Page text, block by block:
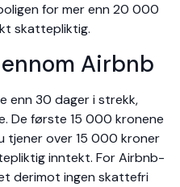
for mer enn 20 000
skattepliktig.
Airbnb
enn 30 dager i strekk,
De første 15 000 kronene
tjener over 15 000 kroner
inntekt. For Airbnb-
derimot ingen skattefri